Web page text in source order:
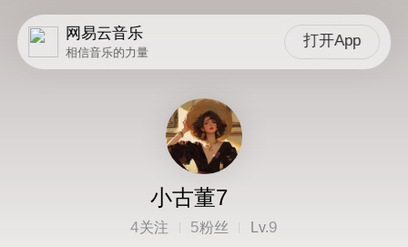
网易云音乐
相信音乐的力量
打开App
小古董7
4关注 5粉丝 Lv.9